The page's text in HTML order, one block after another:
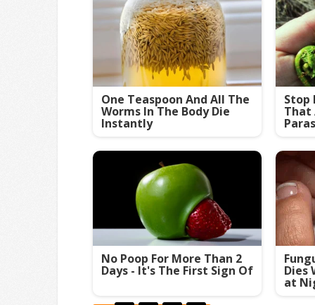
One Teaspoon And All The
Worms In The Body Die
Instantly
Stop
That
No Poop For More Than 2
Days - It's The First Sign Of Dies
at